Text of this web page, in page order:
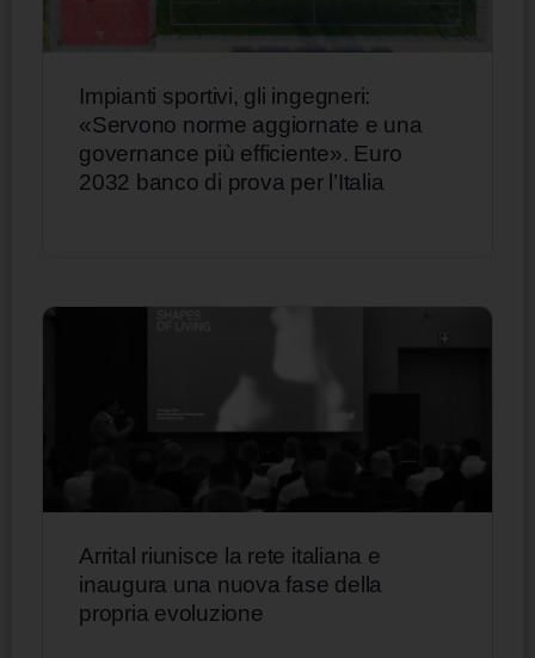
Impianti sportivi, gli ingegneri:
«Servono norme aggiornate e una
governance più efficiente». Euro
2032 banco di prova per l’Italia
Arrital riunisce la rete italiana e
inaugura una nuova fase della
propria evoluzione